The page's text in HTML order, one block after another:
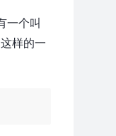
一个叫
样的一